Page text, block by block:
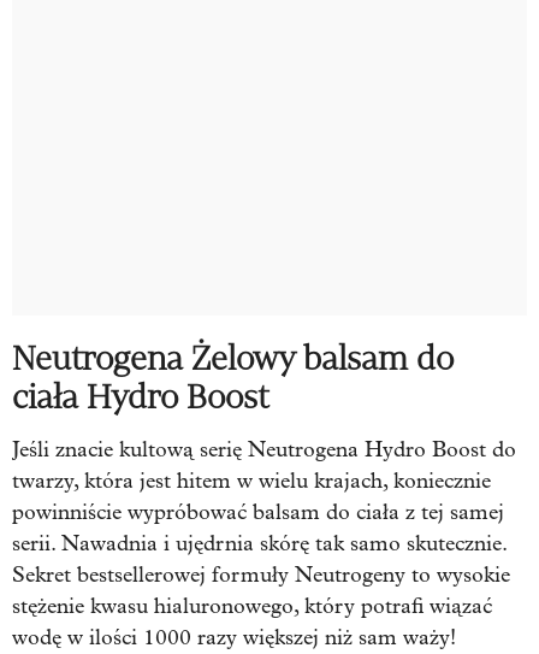
Neutrogena Żelowy balsam do
ciała Hydro Boost
Jeśli znacie kultową serię Neutrogena Hydro Boost do
twarzy, która jest hitem w wielu krajach, koniecznie
powinniście wypróbować balsam do ciała z tej samej
serii. Nawadnia i ujędrnia skórę tak samo skutecznie.
Sekret bestsellerowej formuły Neutrogeny to wysokie
stężenie kwasu hialuronowego, który potrafi wiązać
wodę w ilości 1000 razy większej niż sam waży!